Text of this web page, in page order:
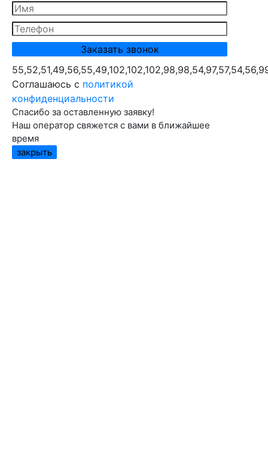
Cоглашаюсь с политикой
конфиденциальности
Спасибо за оставленную заявку!
Наш оператор свяжется с вами в ближайшее
время
закрыть